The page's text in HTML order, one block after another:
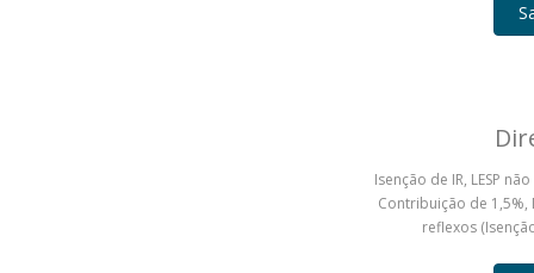
Isenção de IR, LESP
Contribuição de
reflexos